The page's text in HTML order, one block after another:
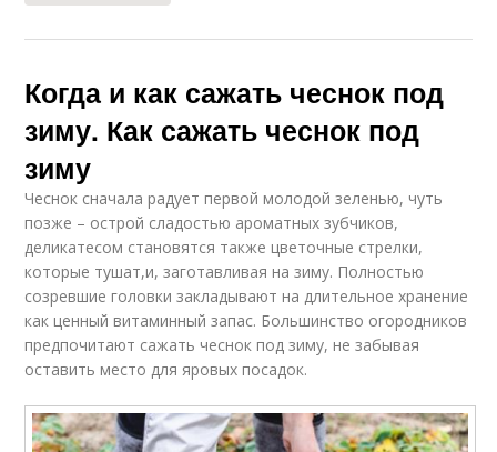
Когда и как сажать чеснок под
зиму. Как сажать чеснок под
зиму
Чеснок сначала радует первой молодой зеленью, чуть
позже – острой сладостью ароматных зубчиков,
деликатесом становятся также цветочные стрелки,
которые тушат,и, заготавливая на зиму. Полностью
созревшие головки закладывают на длительное хранение
как ценный витаминный запас. Большинство огородников
предпочитают сажать чеснок под зиму, не забывая
оставить место для яровых посадок.